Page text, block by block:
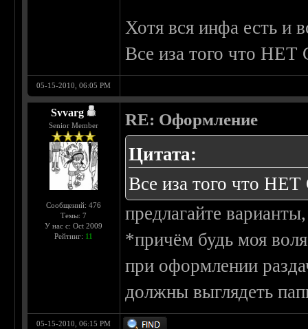
Хотя вся инфа есть и
Все иза того что
05-15-2010, 06:05 PM
Svvarg
Senior Member
Сообщений: 476
Темы: 7
У нас с: Oct 2009
Рейтинг: 11
RE: Оформление
Цитата:
Все иза того что
предлагайте
*причём будь моя
при оформлении
должны выглядеть
05-15-2010, 06:15 PM